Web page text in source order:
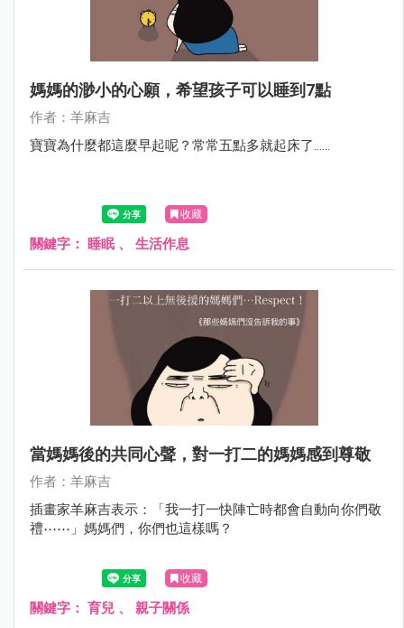
媽媽的渺小的心願，希望孩子可以睡到7點
作者：羊麻吉
寶寶為什麼都這麼早起呢？常常五點多就起床了......
收藏
關鍵字： 睡眠、 生活作息
當媽媽後的共同心聲，對一打二的媽媽感到尊敬
作者：羊麻吉
插畫家羊麻吉表示：「我一打一快陣亡時都會自動向你們敬
禮⋯⋯」媽媽們，你們也這樣嗎？
收藏
關鍵字： 育兒 、 親子關係